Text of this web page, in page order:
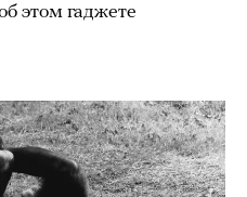
этом гаджете